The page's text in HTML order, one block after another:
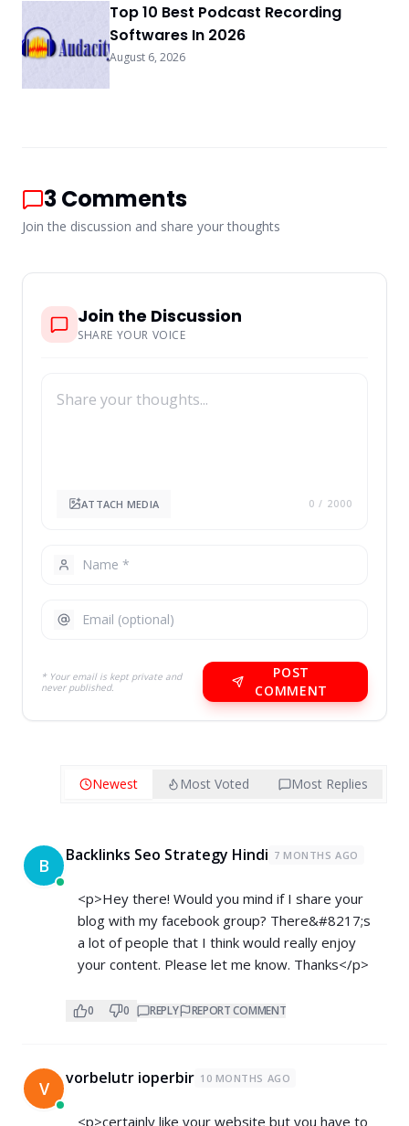
Top 10 Best Podcast Recording
Softwares In 2026
August 6, 2026
3Comments
Join the discussion and share your thoughts
Join the Discussion
SHARE YOUR VOICE
ATTACH MEDIA 0 / 2000
* Your email is kept private and
never published.
POST
COMMENT
Newest Most Voted Most Replies
B Backlinks Seo Strategy Hindi 7 MONTHS AGO
<p>Hey there! Would you mind if I share your
blog with my facebook group? There&#8217;s
a lot of people that I think would really enjoy
your content. Please let me know. Thanks</p>
0 0 REPLY REPORT COMMENT
V vorbelutr ioperbir 10 MONTHS AGO
<p>certainly like your website but you have to